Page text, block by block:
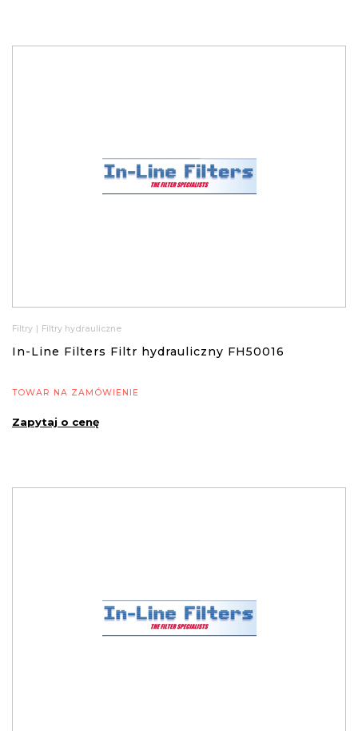
Filtry Filtry hydrauliczne
In-Line Filters Filtr hydrauliczny FH50016
TOWAR NA ZAMÓWIENIE
Zapytaj o cenę